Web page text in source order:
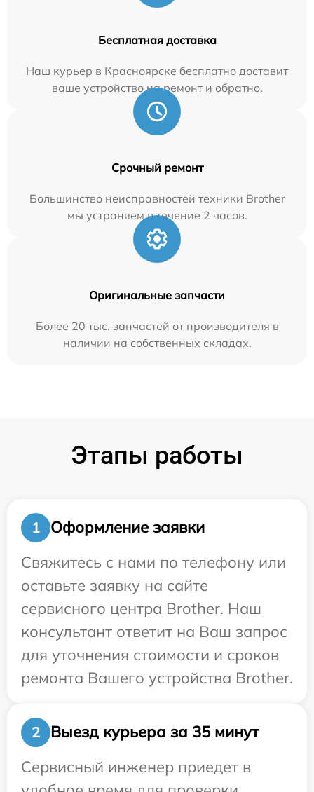
Бесплатная доставка
Наш курьер в Красноярске бесплатно доставит
ваше устройство на ремонт и обратно.
Срочный ремонт
Большинство неисправностей техники Brother
мы устраняем в течение 2 часов.
Оригинальные запчасти
Более 20 тыс. запчастей от производителя в
наличии на собственных складах.
Этапы работы
1
Оформление заявки
Свяжитесь с нами по телефону или
оставьте заявку на сайте
сервисного центра Brother. Наш
консультант ответит на Ваш запрос
для уточнения стоимости и сроков
ремонта Вашего устройства Brother.
2
Выезд курьера за 35 минут
Сервисный инженер приедет в